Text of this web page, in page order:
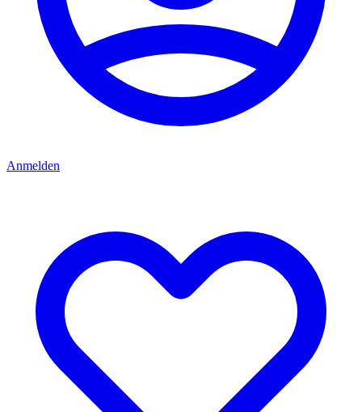
Anmelden